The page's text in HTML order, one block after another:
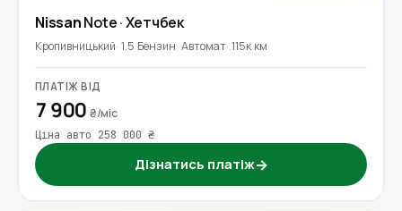
NissanNote· Хетчбек
Кропивницький 1.5 Бензин Автомат 115к км
ПЛАТІЖ ВІД
7 900₴/міс
Ціна авто 258 000 ₴
Дізнатись платіж→